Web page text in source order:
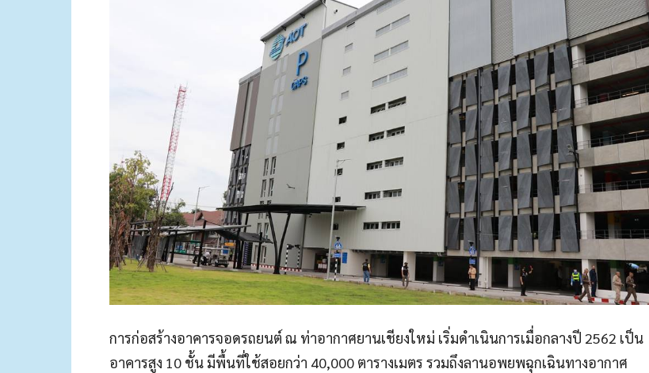
การก่อสร้างอาคารจอดรถยนต์ ณ ท่าอากาศยานเชียงใหม่ เริ่มดำเนินการเมื่อกลางปี 2562 เป็น
อาคารสูง 10 ชั้น มีพื้นที่ใช้สอยกว่า 40,000 ตารางเมตร รวมถึงลานอพยพฉุกเฉินทางอากาศ